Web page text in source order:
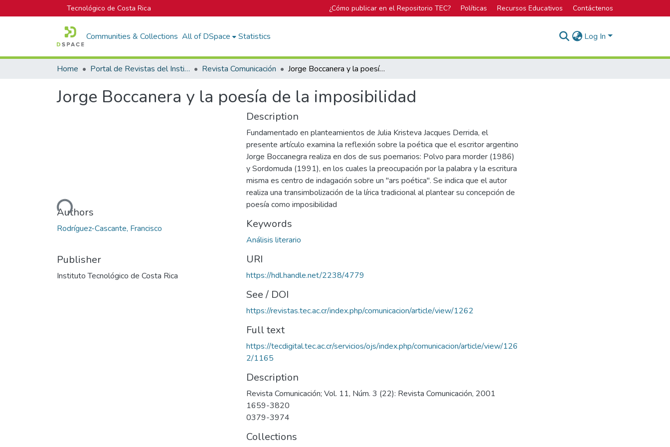
Tecnológico de Costa Rica ¿Cómo publicar en el Repositorio TEC? Políticas Recursos Educativos Contáctenos
Communities & Collections All of DSpace Statistics Log In
Home Portal de Revistas del Instituto Tecnológico de Costa Rica Revista Comunicación Jorge Boccanera y la poesía de la imposibilidad
Jorge Boccanera y la poesía de la imposibilidad
Loading...
Authors
Rodríguez-Cascante, Francisco
Publisher
Instituto Tecnológico de Costa Rica
Description
Fundamentado en planteamientos de Julia Kristeva Jacques Derrida, el
presente artículo examina la reflexión sobre la poética que el escritor argentino
Jorge Boccanegra realiza en dos de sus poemarios: Polvo para morder (1986)
y Sordomuda (1991), en los cuales la preocupación por la palabra y la escritura
misma es centro de indagación sobre un "ars poética". Se indica que el autor
realiza una transimbolización de la lírica tradicional al plantear su concepción de
poesía como imposibilidad
Keywords
Análisis literario
URI
https://hdl.handle.net/2238/4779
See / DOI
https://revistas.tec.ac.cr/index.php/comunicacion/article/view/1262
Full text
https://tecdigital.tec.ac.cr/servicios/ojs/index.php/comunicacion/article/view/126
2/1165
Description
Revista Comunicación; Vol. 11, Núm. 3 (22): Revista Comunicación, 2001
1659-3820
0379-3974
Collections